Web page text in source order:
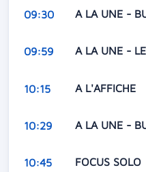
09:30 A LA UNE -
09:59 A LA UNE -
10:15 A L'AFFICHE
10:29 A LA UNE -
10:45 FOCUS SOLO